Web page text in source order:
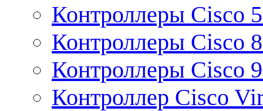
Контроллеры Cisco
Контроллеры Cisco
Контроллеры Cisco
Контроллер Cisco